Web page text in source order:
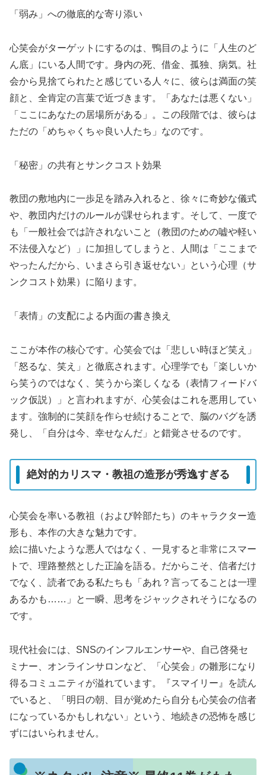
「弱み」への徹底的な寄り添い
心笑会がターゲットにするのは、鴨目のように「人生のど
ん底」にいる人間です。身内の死、借金、孤独、病気。社
会から見捨てられたと感じている人々に、彼らは満面の笑
顔と、全肯定の言葉で近づきます。「あなたは悪くない」
「ここにあなたの居場所がある」。この段階では、彼らは
ただの「めちゃくちゃ良い人たち」なのです。
「秘密」の共有とサンクコスト効果
教団の敷地内に一歩足を踏み入れると、徐々に奇妙な儀式
や、教団内だけのルールが課せられます。そして、一度で
も「一般社会では許されないこと（教団のための嘘や軽い
不法侵入など）」に加担してしまうと、人間は「ここまで
やったんだから、いまさら引き返せない」という心理（サ
ンクコスト効果）に陥ります。
「表情」の支配による内面の書き換え
ここが本作の核心です。心笑会では「悲しい時ほど笑え」
「怒るな、笑え」と徹底されます。心理学でも「楽しいか
ら笑うのではなく、笑うから楽しくなる（表情フィードバ
ック仮説）」と言われますが、心笑会はこれを悪用してい
ます。強制的に笑顔を作らせ続けることで、脳のバグを誘
発し、「自分は今、幸せなんだ」と錯覚させるのです。
絶対的カリスマ・教祖の造形が秀逸すぎる
心笑会を率いる教祖（および幹部たち）のキャラクター造
形も、本作の大きな魅力です。
絵に描いたような悪人ではなく、一見すると非常にスマー
トで、理路整然とした正論を語る。だからこそ、信者だけ
でなく、読者である私たちも「あれ？言ってることは一理
あるかも……」と一瞬、思考をジャックされそうになるの
です。
現代社会には、SNSのインフルエンサーや、自己啓発セ
ミナー、オンラインサロンなど、「心笑会」の雛形になり
得るコミュニティが溢れています。『スマイリー』を読ん
でいると、「明日の朝、目が覚めたら自分も心笑会の信者
になっているかもしれない」という、地続きの恐怖を感じ
ずにはいられません。